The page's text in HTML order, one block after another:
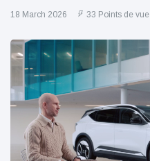
18 March 2026 33 Points de vue